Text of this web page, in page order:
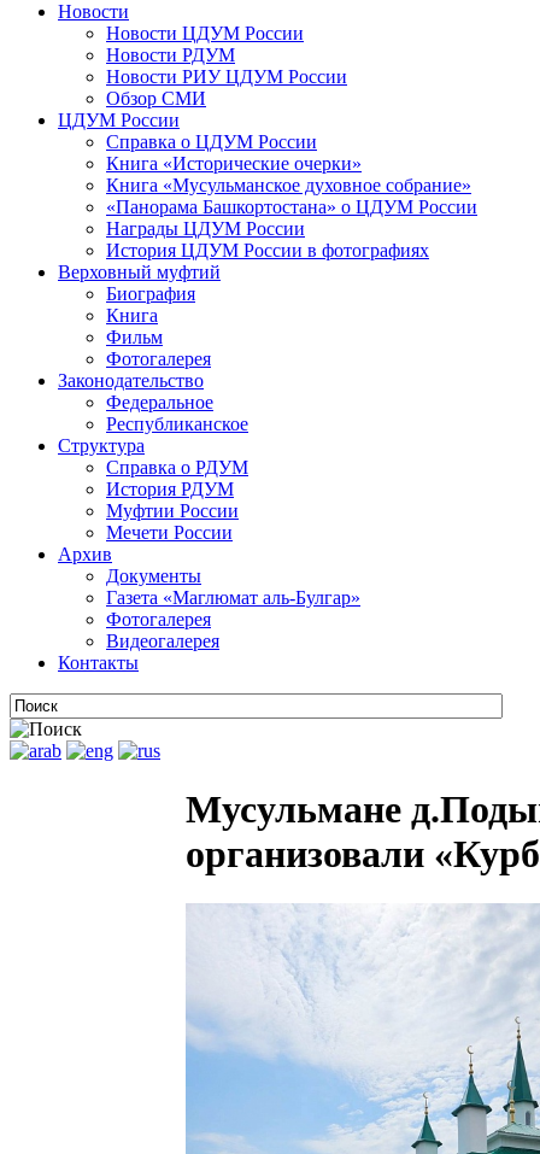
Новости
Новости ЦДУМ России
Новости РДУМ
Новости РИУ ЦДУМ России
Обзор СМИ
ЦДУМ России
Справка о ЦДУМ России
Книга «Исторические очерки»
Книга «Мусульманское духовное собрание»
«Панорама Башкортостана» о ЦДУМ России
Награды ЦДУМ России
История ЦДУМ России в фотографиях
Верховный муфтий
Биография
Книга
Фильм
Фотогалерея
Законодательство
Федеральное
Республиканское
Структура
Справка о РДУМ
История РДУМ
Муфтии России
Мечети России
Архив
Документы
Газета «Маглюмат аль-Булгар»
Фотогалерея
Видеогалерея
Контакты
Мусульмане
организовали